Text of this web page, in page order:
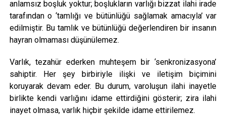
anlamsız boşluk yoktur; boşlukların varlığı bizzat ilahi irade
tarafından o ‘tamlığı ve bütünlüğü sağlamak amacıyla’ var
edilmiştir. Bu tamlık ve bütünlüğü değerlendiren bir insanın
hayran olmaması düşünülemez.
Varlık, tezahür ederken muhteşem bir ‘senkronizasyona’
sahiptir. Her şey birbiriyle ilişki ve iletişim biçimini
koruyarak devam eder. Bu durum, varoluşun ilahi inayetle
birlikte kendi varlığını idame ettirdiğini gösterir; zira ilahi
inayet olmasa, varlık hiçbir şekilde idame ettirilemez.